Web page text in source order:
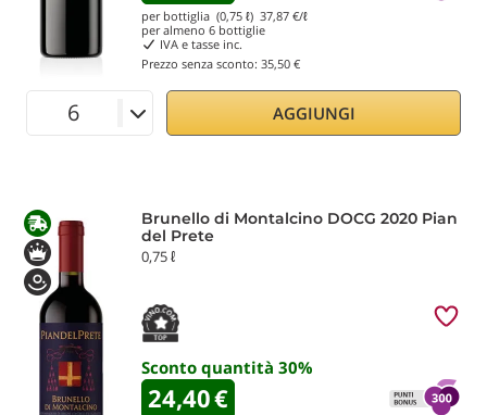
per bottiglia (0,75 ℓ) 37,87 €/ℓ
per almeno 6 bottiglie
IVA e tasse inc.
Prezzo senza sconto: 35,50 €
AGGIUNGI
Brunello di Montalcino DOCG 2020 Pian
del Prete
0,75 ℓ
Sconto quantità 30%
24,40€